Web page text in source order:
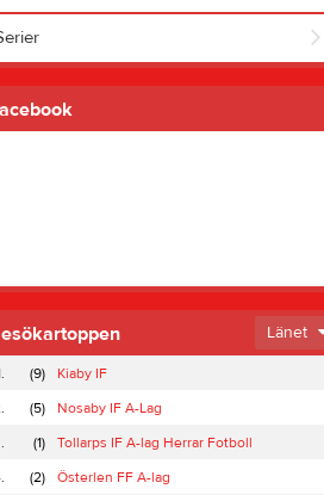
Länet
(9)
Kiaby IF
(5)
Nosaby IF A-Lag
(1)
Tollarps IF A-lag Herrar Fotboll
(2) Österlen FF A-lag